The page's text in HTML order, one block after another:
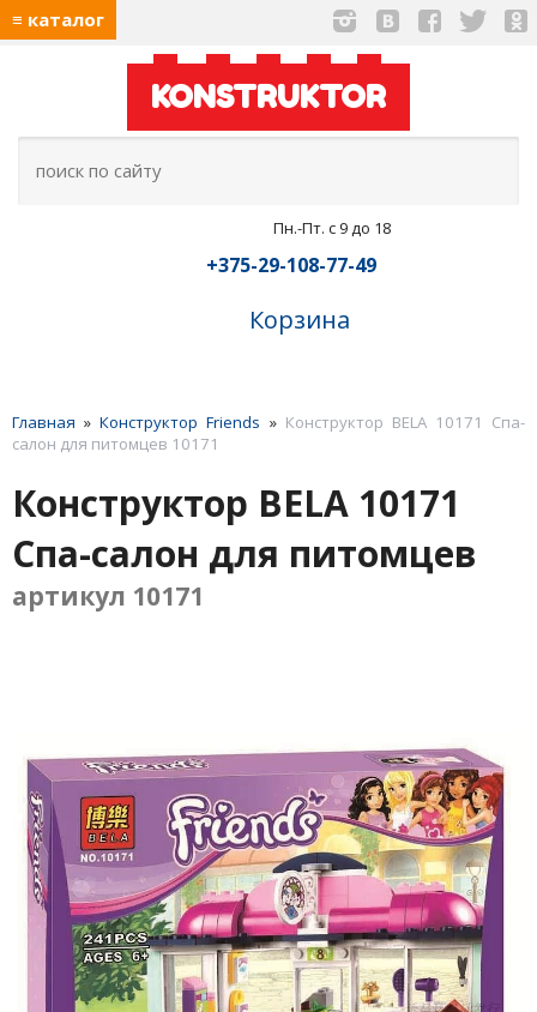
≡ каталог
KONSTRUKTOR
Пн.-Пт. с 9 до 18
+375-29-108-77-49
Корзина
Главная » Конструктор Friends » Конструктор BELA 10171 Спа-
салон для питомцев 10171
Конструктор BELA 10171
Спа-салон для питомцев
артикул 10171